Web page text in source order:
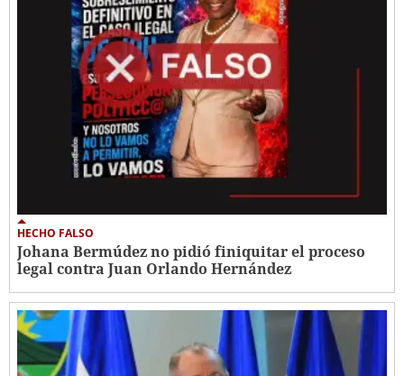
HECHO FALSO
Johana Bermúdez no pidió finiquitar el proceso
legal contra Juan Orlando Hernández